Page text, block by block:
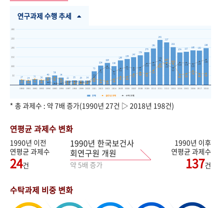
연구과제 수행 추세
* 총 과제수 : 약 7배 증가(1990년 27건 ▷ 2018년 198건)
연평균 과제수 변화
1990년 이전
연평균 과제수
24건
1990년 한국보건사
회연구원 개원
약 5배 증가
1990년 이후
연평균 과제수
137건
수탁과제 비중 변화